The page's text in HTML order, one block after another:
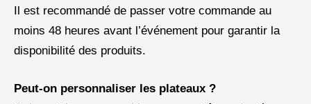
Il est recommandé de passer votre commande au
moins 48 heures avant l’événement pour garantir la
disponibilité des produits.
Peut-on personnaliser les plateaux ?